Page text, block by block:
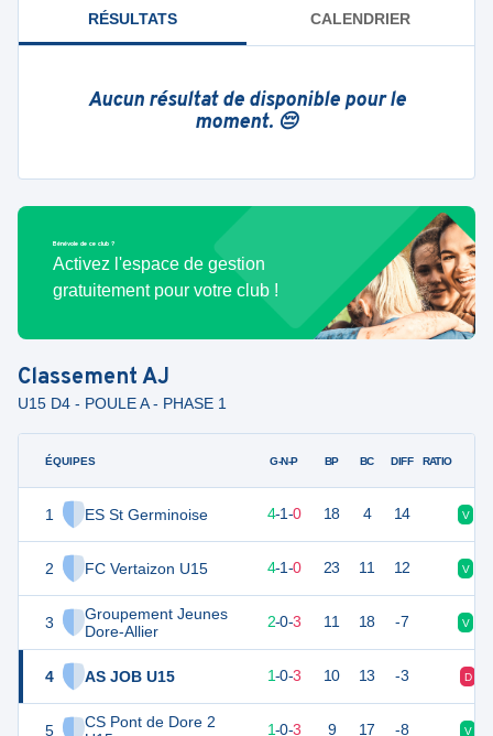
RÉSULTATS CALENDRIER
Aucun résultat de disponible pour le
moment. 😔
Bénévole de ce club ?
Activez l'espace de gestion
gratuitement pour votre club !
ClassementAJ
U15 D4 - POULE A - PHASE 1
ÉQUIPES
1 ES St Germinoise
2 FC Vertaizon U15
3
Groupement Jeunes
Dore-Allier
4 AS JOB U15
5
CS Pont de Dore 2
G-N-P BP BC DIFF RATIO
13 4-1-0 18 4 14 V
13 4-1-0 23 11 12 V
6 2-0-3 11 18 -7 V
1-0-3 10 13 -3 D
3 1-0-3 9 17 -8 V